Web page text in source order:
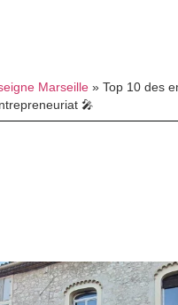
Marseille » Top 10 des
🎤